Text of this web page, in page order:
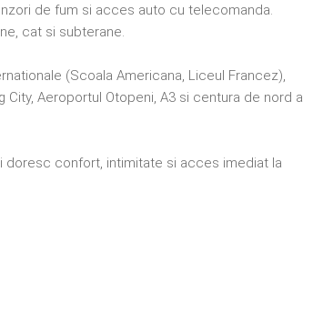
de fum si acces auto cu telecomanda.
cat si subterane.
(Scoala Americana, Liceul Francez),
City, Aeroportul Otopeni, A3 si centura de nord a
confort, intimitate si acces imediat la